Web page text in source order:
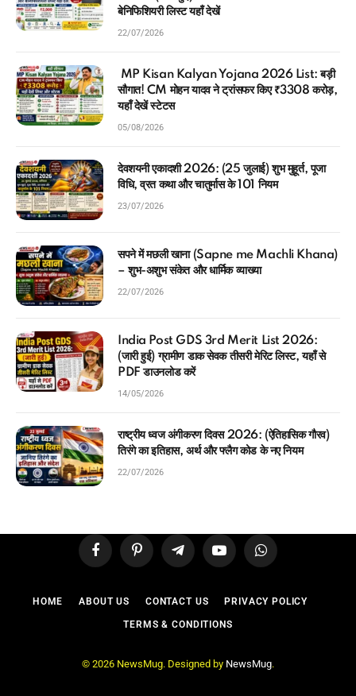
बेनिफिशियरी लिस्ट यहाँ देखें
22/07/2026
MP Kisan Kalyan Yojana 2026 List: बड़ी
सौगात! CM मोहन यादव ने ट्रांसफर किए ₹3308 करोड़,
यहाँ देखें स्टेटस
05/08/2026
देवशयनी एकादशी 2026: (25 जुलाई) शुभ मुहूर्त, पूजा
विधि, व्रत कथा और चातुर्मास के 101 नियम
23/07/2026
सपने में मछली खाना (Sapne me Machli Khana)
– शुभ-अशुभ संकेत और धार्मिक व्याख्या
22/07/2026
India Post GDS 3rd Merit List 2026:
(जारी हुई) ग्रामीण डाक सेवक तीसरी मेरिट लिस्ट, यहाँ से
PDF डाउनलोड करें
14/05/2026
राष्ट्रीय ध्वज अंगीकरण दिवस 2026: (ऐतिहासिक गौरव)
तिरंगे का इतिहास, अर्थ और फ्लैग कोड के नए नियम
22/07/2026
FacebookPinterestTelegramYouTubeWhatsApp
HOME ABOUT US CONTACT US PRIVACY POLICY
TERMS & CONDITIONS
© 2026 NewsMug. Designed by NewsMug